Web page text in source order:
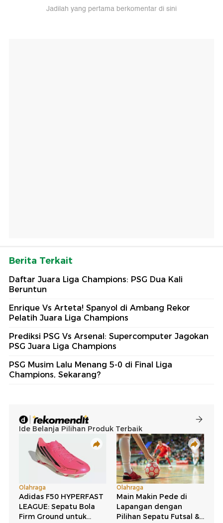
Jadilah yang pertama berkomentar di sini
Berita Terkait
Daftar Juara Liga Champions: PSG Dua Kali
Beruntun
Enrique Vs Arteta! Spanyol di Ambang Rekor
Pelatih Juara Liga Champions
Prediksi PSG Vs Arsenal: Supercomputer Jagokan
PSG Juara Liga Champions
PSG Musim Lalu Menang 5-0 di Final Liga
Champions, Sekarang?